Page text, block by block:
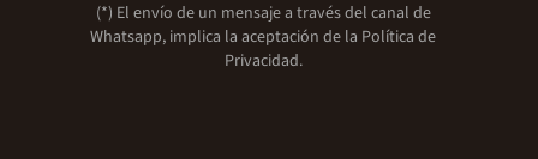
(*) El envío de un mensaje a través del canal de
Whatsapp, implica la aceptación de la Política de
Privacidad.